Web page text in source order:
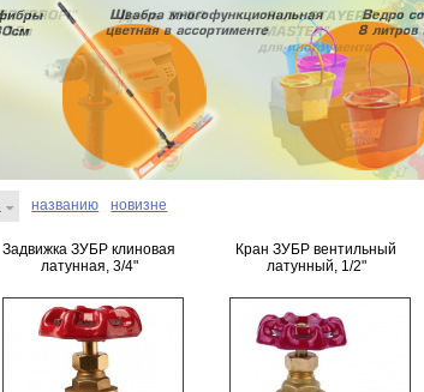
названию новизне
Задвижка ЗУБР клиновая
латунная, 3/4"
Кран ЗУБР вентильный
латунный, 1/2"